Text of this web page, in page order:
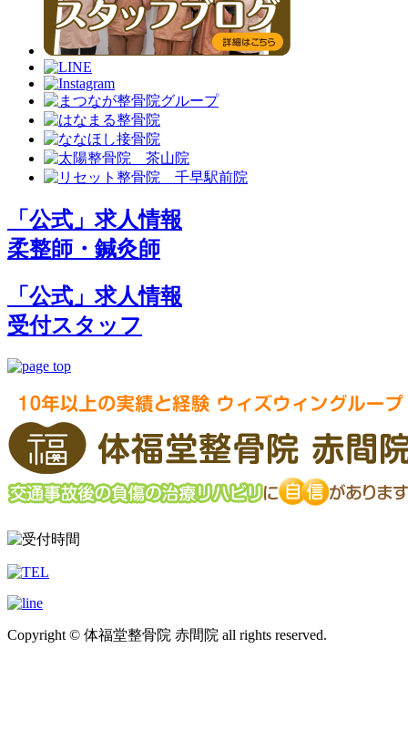
「公式」求人情報
柔整師・鍼灸師
「公式」求人情報
受付スタッフ
Copyright © 体福堂整骨院 赤間院 all rights reserved.